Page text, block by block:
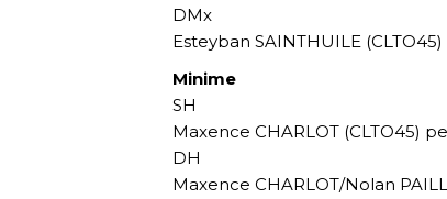
DMx
Esteyban SAINTHUILE
Minime
SH
Maxence CHARLOT (CLTO45)
DH
Maxence CHARLOT/Nolan